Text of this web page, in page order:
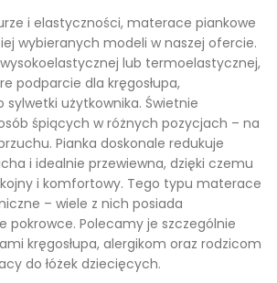
i elastyczności, materace piankowe
wybieranych modeli w naszej ofercie.
lub termoelastycznej,
podparcie dla kręgosłupa,
sylwetki użytkownika. Świetnie
śpiących w różnych pozycjach – na
Pianka doskonale redukuje
i idealnie przewiewna, dzięki czemu
i komfortowy. Tego typu materace
– wiele z nich posiada
pokrowce. Polecamy je szczególnie
kręgosłupa, alergikom oraz rodzicom
do łóżek dziecięcych.